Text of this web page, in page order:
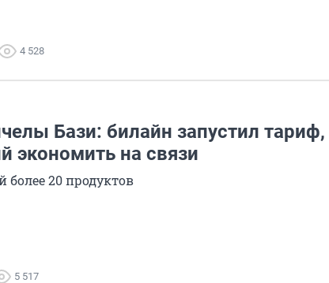
4 528
Бази: билайн запустил тариф,
экономить на связи
более 20 продуктов
5 517